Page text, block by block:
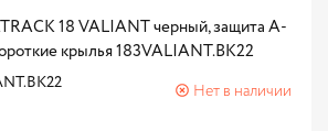
18 VALIANT черный, защита А-
крылья 183VALIANT.BK22
Нет в наличии